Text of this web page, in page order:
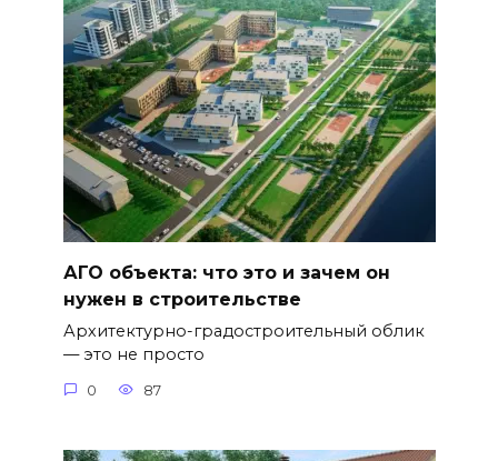
АГО объекта: что это и зачем он
нужен в строительстве
Архитектурно-градостроительный облик
— это не просто
0 87